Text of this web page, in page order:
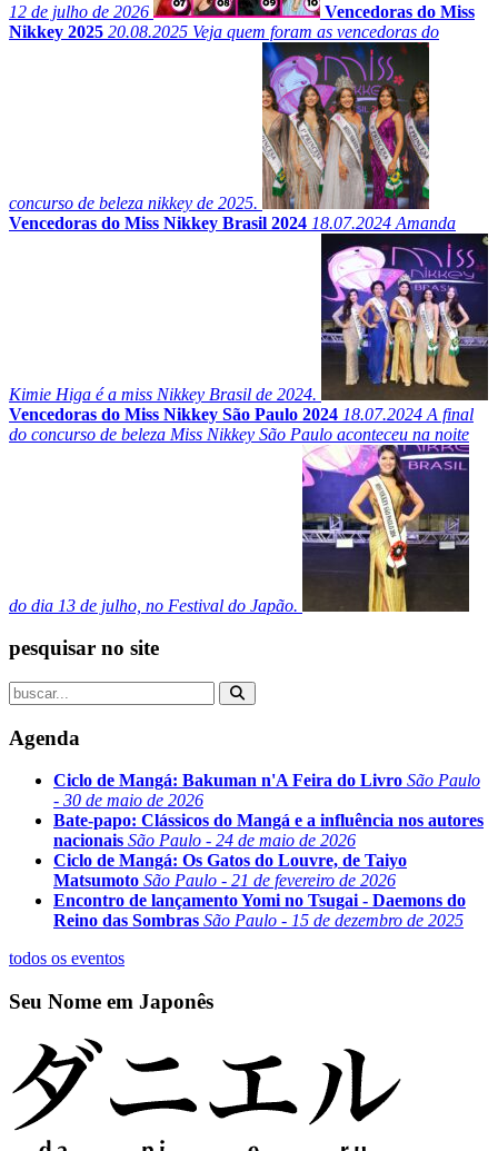
12 de julho de 2026
Vencedoras do Miss
Nikkey 2025 20.08.2025 Veja quem foram as vencedoras do
concurso de beleza nikkey de 2025.
Vencedoras do Miss Nikkey Brasil 2024 18.07.2024 Amanda
Kimie Higa é a miss Nikkey Brasil de 2024.
Vencedoras do Miss Nikkey São Paulo 2024 18.07.2024 A final
do concurso de beleza Miss Nikkey São Paulo aconteceu na noite
do dia 13 de julho, no Festival do Japão.
pesquisar no site
Agenda
Ciclo de Mangá: Bakuman n'A Feira do Livro São Paulo
- 30 de maio de 2026
Bate-papo: Clássicos do Mangá e a influência nos autores
nacionais São Paulo - 24 de maio de 2026
Ciclo de Mangá: Os Gatos do Louvre, de Taiyo
Matsumoto São Paulo - 21 de fevereiro de 2026
Encontro de lançamento Yomi no Tsugai - Daemons do
Reino das Sombras São Paulo - 15 de dezembro de 2025
todos os eventos
Seu Nome em Japonês